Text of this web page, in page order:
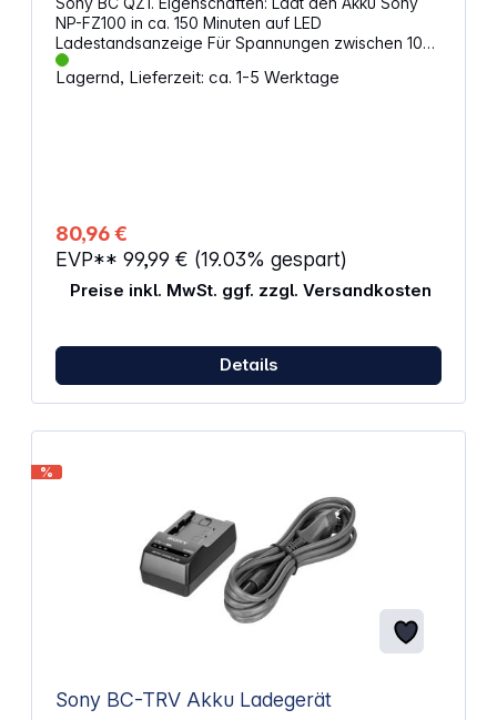
NP-FZ100 in ca. 150 Minuten auf LED
Ladestandsanzeige Für Spannungen zwischen 100
und 240 Volt
Lagernd, Lieferzeit: ca. 1-5 Werktage
80,96 €
EVP** 99,99 € (19.03% gespart)
Preise inkl. MwSt. ggf. zzgl. Versandkosten
Details
%
Sony BC-TRV Akku Ladegerät